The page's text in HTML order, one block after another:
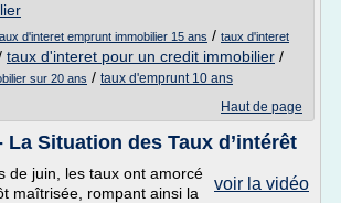
d'interet emprunt immobilier 15 ans / taux d'interet
taux d'interet pour un credit immobilier /
sur 20 ans / taux d'emprunt 10 ans
Haut de page
La Situation des Taux d’intérêt
voir la vidéo
de juin, les taux ont amorcé
maîtrisée, rompant ainsi la